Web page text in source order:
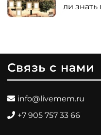
ли знать
Связь с нами
info@livemem.ru
+7 905 757 33 66